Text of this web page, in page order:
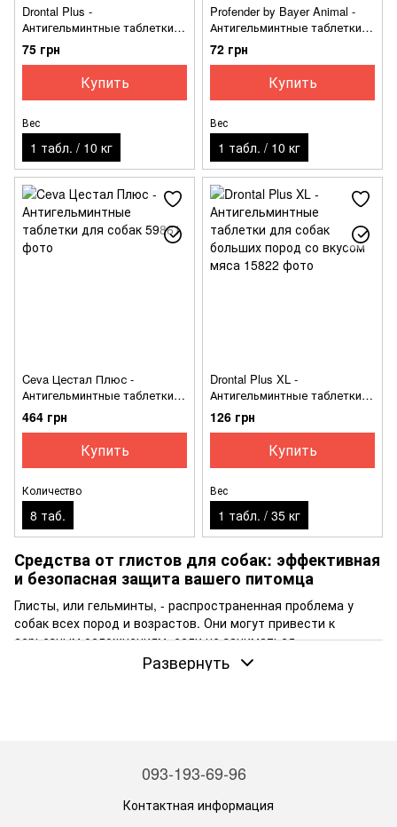
Drontal Plus -
Антигельминтные таблетки
для собак со вкусом мяса
75 грн
Купить
Вес
1 табл. / 10 кг
Profender by Bayer Animal -
Антигельминтные таблетки
для собак со вкусом мяса
72 грн
Купить
Вес
1 табл. / 10 кг
Ceva Цестал Плюс -
Антигельминтные таблетки
для собак
464 грн
Купить
Количество
8 таб.
Drontal Plus XL -
Антигельминтные таблетки
для собак больших пород со
вкусом мяса
126 грн
Купить
Вес
1 табл. / 35 кг
Средства от глистов для собак: эффективная
и безопасная защита вашего питомца
Глисты, или гельминты, - распространенная проблема у
собак всех пород и возрастов. Они могут привести к
серьезным осложнениям, если не заниматься
своевременной профилактикой и лечением. Важно
использовать качественные и эффективные средства от
Типы глистов у собак и их опасность
Существует несколько основных типов глистов, которые
Развернуть
093-193-69-96
Контактная информация